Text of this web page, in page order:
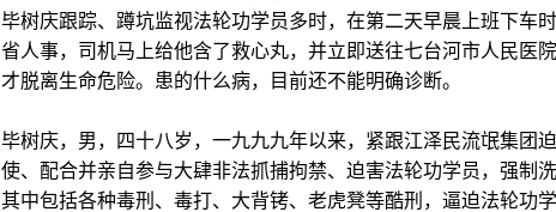
毕树庆跟踪、蹲坑监视法轮功学员多时，在第二天早晨上班下车
省人事，司机马上给他含了救心丸，并立即送往七台河市人民医
才脱离生命危险。患的什么病，目前还不能明确诊断。
毕树庆，男，四十八岁，一九九九年以来，紧跟江泽民流氓集团
使、配合并亲自参与大肆非法抓捕拘禁、迫害法轮功学员，强制
其中包括各种毒刑、毒打、大背铐、老虎凳等酷刑，逼迫法轮功